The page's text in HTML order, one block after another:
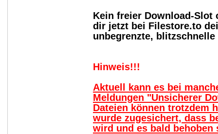
Kein freier Download-Slot
dir jetzt bei Filestore.to
unbegrenzte,
Hinweis!!!
Aktuell kann es bei
Meldungen "Unsicherer
Dateien können trotzdem
wurde zugesichert, dass
wird und es bald behoben